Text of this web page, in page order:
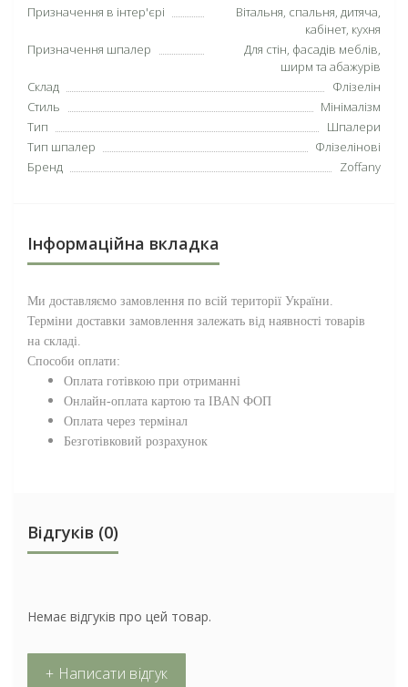
Призначення в інтер'єрі
Вітальня, спальня, дитяча,
кабінет, кухня
Призначення шпалер
Для стін, фасадів меблів,
ширм та абажурів
Склад
Флізелін
Стиль
Мінімалізм
Тип
Шпалери
Тип шпалер
Флізелінові
Бренд
Zoffany
Інформаційна вкладка
Ми доставляємо замовлення по всій території України.
Терміни доставки замовлення залежать від наявності товарів
на складі.
Способи оплати:
Оплата готівкою при отриманні
Онлайн-оплата картою та IBAN ФОП
Оплата через термінал
Безготівковий розрахунок
Відгуків (0)
Немає відгуків про цей товар.
+ Написати відгук